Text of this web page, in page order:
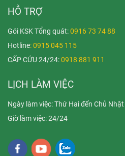
HỖ TRỢ
Gói KSK Tổng quát:0916 73 74 88
Hotline: 0915 045 115
CẤP CỨU 24/24:0918 881 911
LỊCH LÀM VIỆC
Ngày làm việc: Thứ Hai đến Chủ
Giờ làm việc: 24/24